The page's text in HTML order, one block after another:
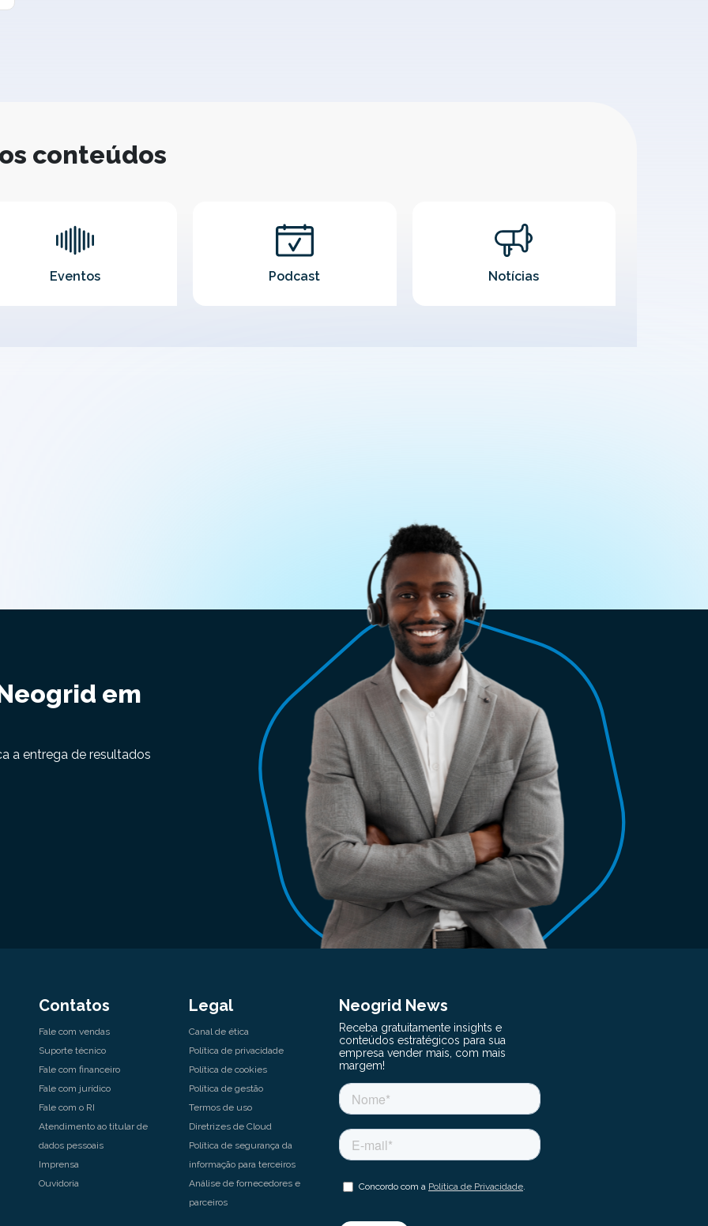
conteúdos
Eventos Podcast Notícias
em
a entrega de resultados
Contatos
Fale com vendas
Suporte técnico
Fale com financeiro
Fale com jurídico
Fale com o RI
Atendimento ao titular de
dados pessoais
Imprensa
Ouvidoria
Legal
Canal de ética
Política de privacidade
Política de cookies
Política de gestão
Termos de uso
Diretrizes de Cloud
Política de segurança da
informação para terceiros
Análise de fornecedores e
parceiros
Neogrid News